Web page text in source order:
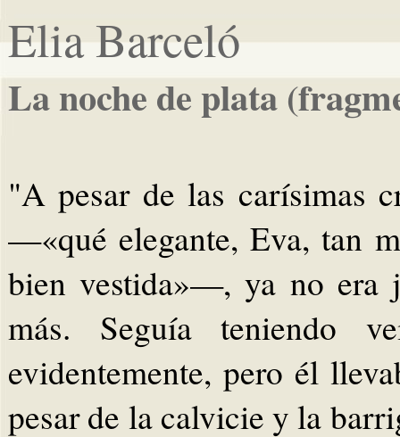
Elia Barceló
La noche de plata
"A pesar de las carísimas
—«qué elegante, Eva, tan
bien vestida»—, ya no era
más. Seguía teniendo
evidentemente, pero él
pesar de la calvicie y la